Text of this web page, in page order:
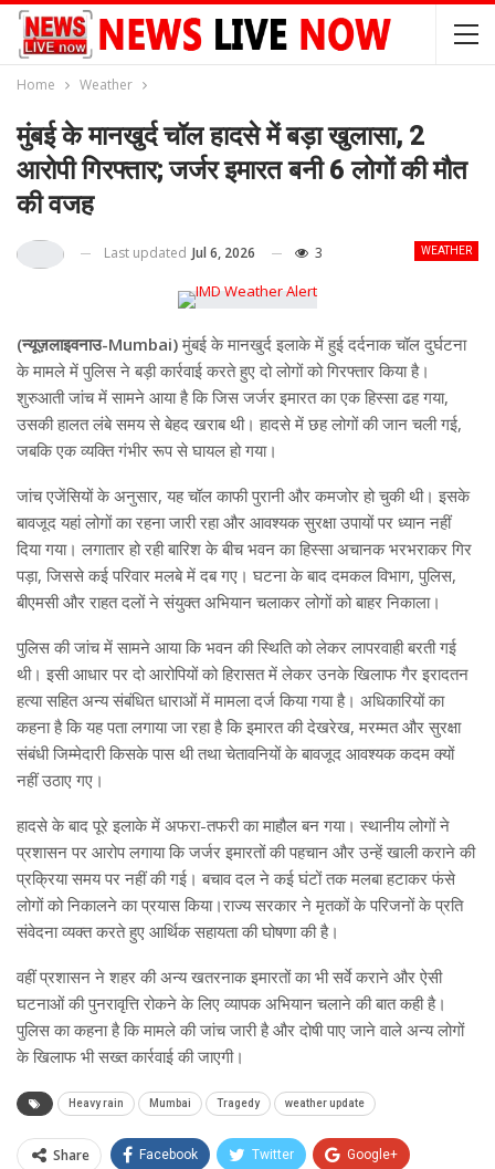
Home Weather
मुंबई के मानखुर्द चॉल हादसे में बड़ा खुलासा, 2
आरोपी गिरफ्तार; जर्जर इमारत बनी 6 लोगों की मौत
की वजह
WEATHER
Last updated Jul 6, 2026 3
(न्यूज़लाइवनाउ-Mumbai)मुंबई के मानखुर्द इलाके में हुई दर्दनाक चॉल दुर्घटना
के मामले में पुलिस ने बड़ी कार्रवाई करते हुए दो लोगों को गिरफ्तार किया है।
शुरुआती जांच में सामने आया है कि जिस जर्जर इमारत का एक हिस्सा ढह गया,
उसकी हालत लंबे समय से बेहद खराब थी। हादसे में छह लोगों की जान चली गई,
जबकि एक व्यक्ति गंभीर रूप से घायल हो गया।
जांच एजेंसियों के अनुसार, यह चॉल काफी पुरानी और कमजोर हो चुकी थी। इसके
बावजूद यहां लोगों का रहना जारी रहा और आवश्यक सुरक्षा उपायों पर ध्यान नहीं
दिया गया। लगातार हो रही बारिश के बीच भवन का हिस्सा अचानक भरभराकर गिर
पड़ा, जिससे कई परिवार मलबे में दब गए। घटना के बाद दमकल विभाग, पुलिस,
बीएमसी और राहत दलों ने संयुक्त अभियान चलाकर लोगों को बाहर निकाला।
पुलिस की जांच में सामने आया कि भवन की स्थिति को लेकर लापरवाही बरती गई
थी। इसी आधार पर दो आरोपियों को हिरासत में लेकर उनके खिलाफ गैर इरादतन
हत्या सहित अन्य संबंधित धाराओं में मामला दर्ज किया गया है। अधिकारियों का
कहना है कि यह पता लगाया जा रहा है कि इमारत की देखरेख, मरम्मत और सुरक्षा
संबंधी जिम्मेदारी किसके पास थी तथा चेतावनियों के बावजूद आवश्यक कदम क्यों
नहीं उठाए गए।
हादसे के बाद पूरे इलाके में अफरा-तफरी का माहौल बन गया। स्थानीय लोगों ने
प्रशासन पर आरोप लगाया कि जर्जर इमारतों की पहचान और उन्हें खाली कराने की
प्रक्रिया समय पर नहीं की गई। बचाव दल ने कई घंटों तक मलबा हटाकर फंसे
लोगों को निकालने का प्रयास किया।राज्य सरकार ने मृतकों के परिजनों के प्रति
संवेदना व्यक्त करते हुए आर्थिक सहायता की घोषणा की है।
वहीं प्रशासन ने शहर की अन्य खतरनाक इमारतों का भी सर्वे कराने और ऐसी
घटनाओं की पुनरावृत्ति रोकने के लिए व्यापक अभियान चलाने की बात कही है।
पुलिस का कहना है कि मामले की जांच जारी है और दोषी पाए जाने वाले अन्य लोगों
के खिलाफ भी सख्त कार्रवाई की जाएगी।
Heavy rain Mumbai Tragedy weather update
Share Facebook Twitter Google+